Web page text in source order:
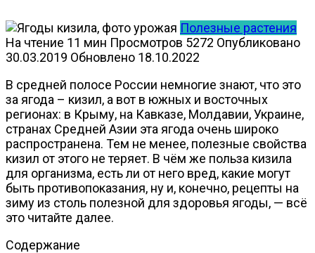
Полезные растения
На чтение 11 мин Просмотров 5272 Опубликовано
30.03.2019 Обновлено 18.10.2022
В средней полосе России немногие знают, что это
за ягода – кизил, а вот в южных и восточных
регионах: в Крыму, на Кавказе, Молдавии, Украине,
странах Средней Азии эта ягода очень широко
распространена. Тем не менее, полезные свойства
кизил от этого не теряет. В чём же польза кизила
для организма, есть ли от него вред, какие могут
быть противопоказания, ну и, конечно, рецепты на
зиму из столь полезной для здоровья ягоды, — всё
это читайте далее.
Содержание